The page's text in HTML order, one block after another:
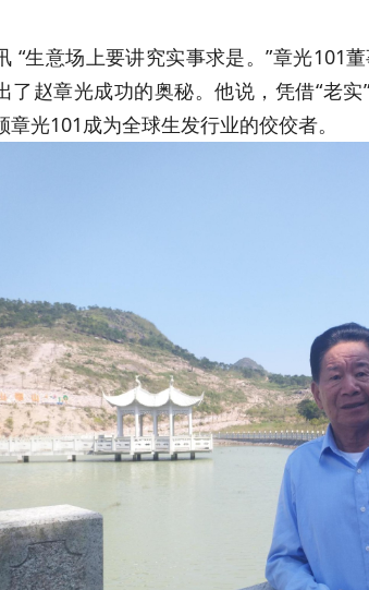
“生意场上要讲究实事求是。”章光101
了赵章光成功的奥秘。他说，凭借“老实
章光101成为全球生发行业的佼佼者。